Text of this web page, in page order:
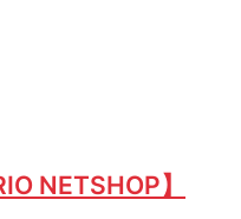
NETSHOP】